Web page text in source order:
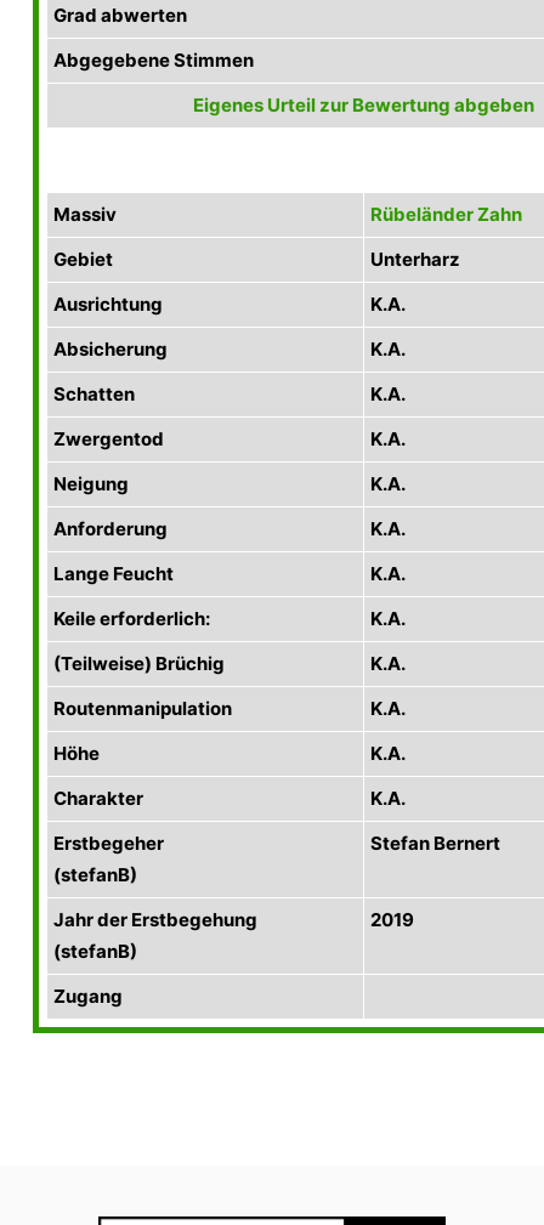
Grad abwerten
Abgegebene Stimmen
Eigenes Urteil zur Bewertung abgeben
Massiv
Rübeländer Zahn
Gebiet
Unterharz
Ausrichtung
K.A.
Absicherung
K.A.
Schatten
K.A.
Zwergentod
K.A.
Neigung
K.A.
Anforderung
K.A.
Lange Feucht
K.A.
Keile erforderlich:
K.A.
(Teilweise) Brüchig
K.A.
Routenmanipulation
K.A.
Höhe
K.A.
Charakter
K.A.
Erstbegeher
(stefanB)
Stefan Bernert
Jahr der Erstbegehung
(stefanB)
2019
Zugang